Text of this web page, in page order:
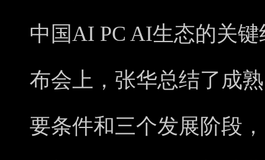
中国AI PC AI生态的关
布会上，张华总结了成
要条件和三个发展阶段